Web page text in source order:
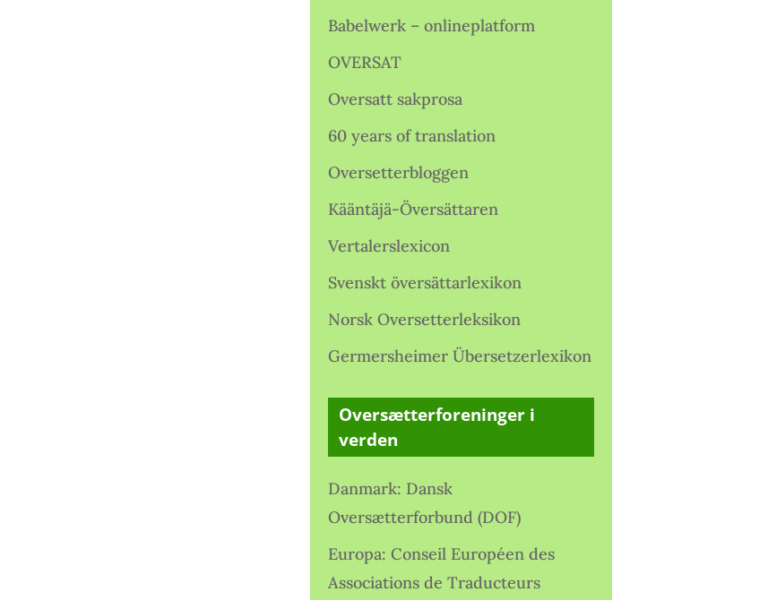
Babelwerk – onlineplatform
OVERSAT
Oversatt sakprosa
60 years of translation
Oversetterbloggen
Kääntäjä-Översättaren
Vertalerslexicon
Svenskt översättarlexikon
Norsk Oversetterleksikon
Germersheimer Übersetzerlexikon
Oversætterforeninger i
verden
Danmark: Dansk
Oversætterforbund (DOF)
Europa: Conseil Européen des
Associations de Traducteurs